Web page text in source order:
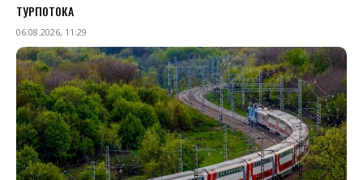
ТУРПОТОКА
06.08.2026, 11:29